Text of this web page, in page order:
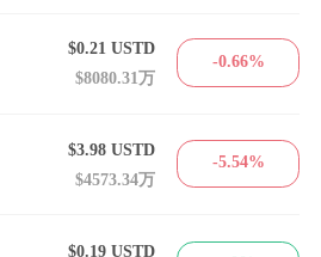
$0.21USTD
$8080.31万
-0.66%
$3.98USTD
$4573.34万
-5.54%
$0.19USTD